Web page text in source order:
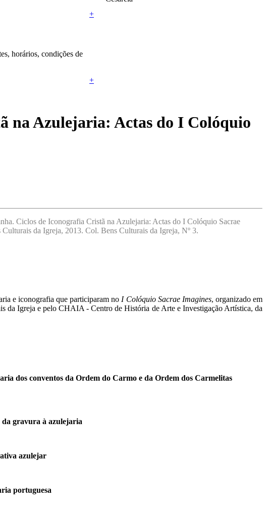
+
horários, condições de
+
na Azulejaria: Actas do I Colóquio
Ciclos de Iconografia Cristã na Azulejaria: Actas do I Colóquio Sacrae
da Igreja, 2013. Col. Bens Culturais da Igreja, Nº 3.
e iconografia que participaram no I Colóquio Sacrae Imagines, organizado em
da Igreja e pelo CHAIA - Centro de História de Arte e Investigação Artística, da
dos conventos da Ordem do Carmo e da Ordem dos Carmelitas
da gravura à azulejaria
azulejar
portuguesa